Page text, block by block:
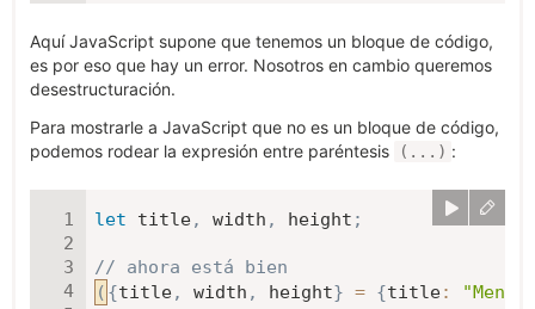
Aquí JavaScript supone que tenemos un bloque de código,
es por eso que hay un error. Nosotros en cambio queremos
desestructuración.
Para mostrarle a JavaScript que no es un bloque de código,
podemos rodear la expresión entre paréntesis
(...) :
let title, width , height ;
// ahora está bien
( {title, width , height} = {title: "Menu"